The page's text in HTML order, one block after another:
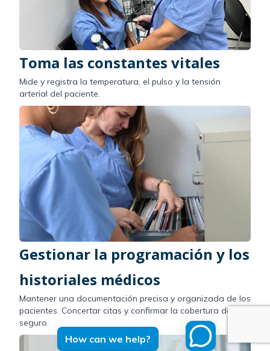
How can we help?
Toma las constantes vitales
Mide y registra la temperatura, el pulso y la tensión
arterial del paciente.
Gestionar la programación y los
historiales médicos
Mantener una documentación precisa y organizada de los
pacientes. Concertar citas y confirmar la cobertura del
seguro.